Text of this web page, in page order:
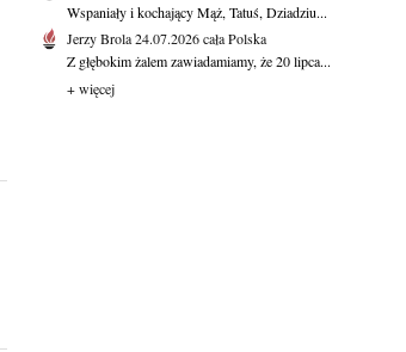
Wspaniały i kochający Mąż, Tatuś, Dziadziu...
Jerzy Brola24.07.2026cała Polska
Z głębokim żalem zawiadamiamy, że 20 lipca...
+ więcej